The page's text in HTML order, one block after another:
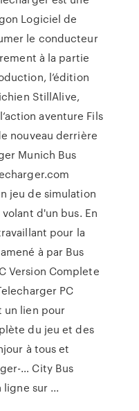
Logiciel de
le conducteur
à la partie
l’édition
StillAlive,
aventure Fils
nouveau derrière
Munich Bus
jeu de simulation
d'un bus. En
pour la
à par Bus
Version Complete
PC
un lien pour
du jeu et des
à tous et
… City Bus
sur ...